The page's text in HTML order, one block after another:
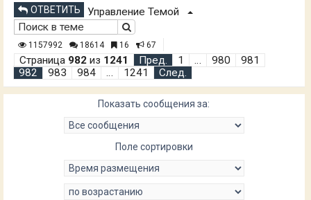
ОТВЕТИТЬ Управление Темой
1157992 18614 16 67
Страница 982 из 1241 Пред. 1 980
981
982
983 984 1241 След.
Показать сообщения за:
Поле сортировки